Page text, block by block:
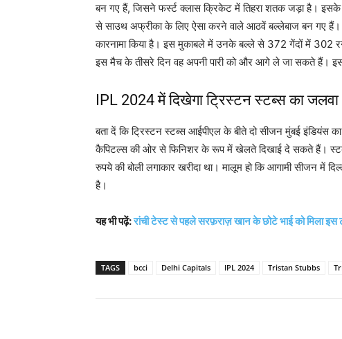
बन गए हैं, जिसने फर्स्ट क्लास क्रिकेट में तिहरा शतक जड़ा है।
से साउथ अफ्रीका के लिए ऐसा करने वाले आठवें बल्लेबाज बन गए
कारनामा किया है। इस मुकाबले में उनके बल्ले से 372 गेंदों में 302
इस मैच के तीसरे दिन वह अपनी पारी को और आगे ले जा सकते हैं।
IPL 2024 में दिखेगा ट्रिस्टन स्टब्स का जलवा
बता दें कि ट्रिस्टन स्टब्स आईपीएल के बीते दो सीजन मुंबई
कैपिटल्स की ओर से फिनिशर के रूप में खेलते दिखाई दे सकते हैं।
रुपये की बोली लगाकार खरीदा था। मालूम हो कि आगामी सीजन में
है।
यह भी पढ़ें:रांची टेस्ट से पहले सरफ़राज़ खान के छोटे भाई को मिला
TAGS bcci Delhi Capitals IPL 2024 Tristan Stubbs